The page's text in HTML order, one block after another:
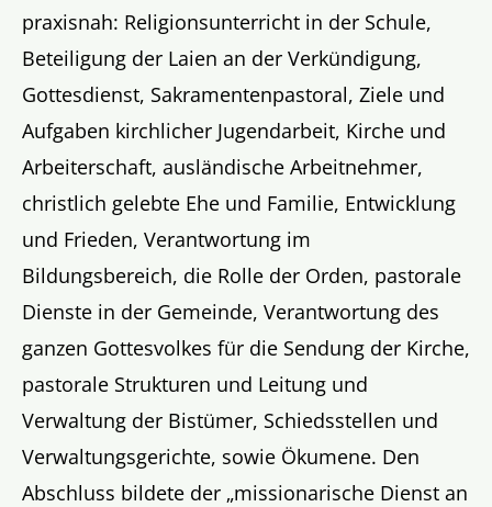
praxisnah: Religionsunterricht in der Schule,
Beteiligung der Laien an der Verkündigung,
Gottesdienst, Sakramentenpastoral, Ziele und
Aufgaben kirchlicher Jugendarbeit, Kirche und
Arbeiterschaft, ausländische Arbeitnehmer,
christlich gelebte Ehe und Familie, Entwicklung
und Frieden, Verantwortung im
Bildungsbereich, die Rolle der Orden, pastorale
Dienste in der Gemeinde, Verantwortung des
ganzen Gottesvolkes für die Sendung der Kirche,
pastorale Strukturen und Leitung und
Verwaltung der Bistümer, Schiedsstellen und
Verwaltungsgerichte, sowie Ökumene. Den
Abschluss bildete der „missionarische Dienst an